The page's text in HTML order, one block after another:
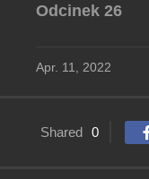
Odcinek 26
Apr. 11, 2022
Shared 0